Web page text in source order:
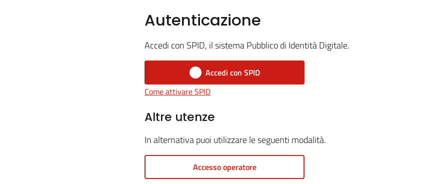
Autenticazione
Accedi con SPID, il sistema Pubblico di Identità Digitale.
Accedi con SPID
Come attivare SPID
Altre utenze
In alternativa puoi utilizzare le seguenti modalità.
Accesso operatore